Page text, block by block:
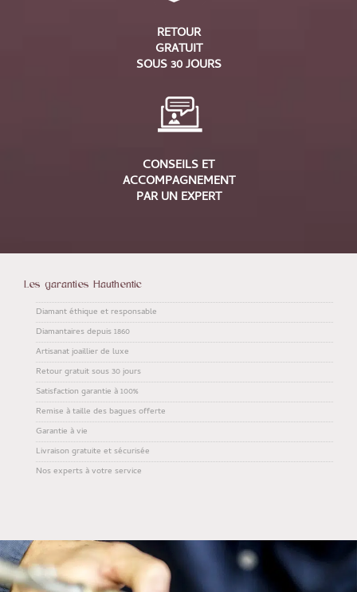
RETOUR
GRATUIT
SOUS 30 JOURS
CONSEILS ET
ACCOMPAGNEMENT
PAR UN EXPERT
Les garanties Hauthentic
Diamant éthique et responsable
Diamantaires depuis 1860
Artisanat joaillier de luxe
Retour gratuit sous 30 jours
Satisfaction garantie à 100%
Remise à taille des bagues offerte
Garantie à vie
Livraison gratuite et sécurisée
Nos experts à votre service